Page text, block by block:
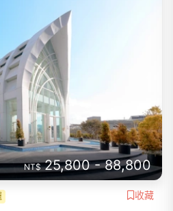
NT$ 25,800 - 88,800
收藏